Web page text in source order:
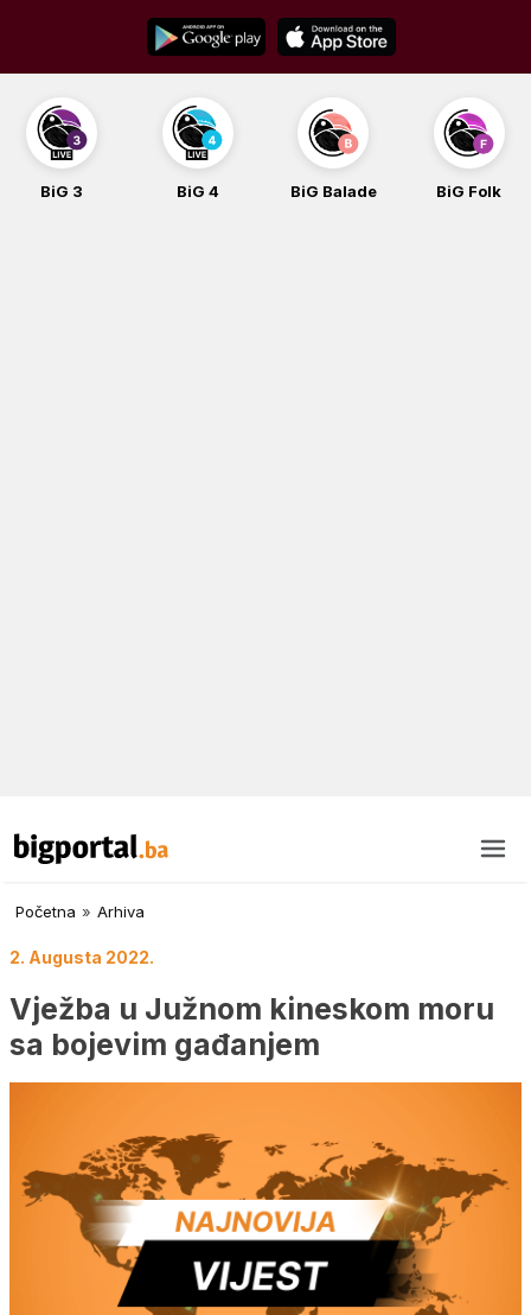
content
BiG 3 BiG 4 BiG Balade BiG Folk
Početna » Arhiva
2. Augusta 2022.
Vježba u Južnom kineskom moru
sa bojevim gađanjem